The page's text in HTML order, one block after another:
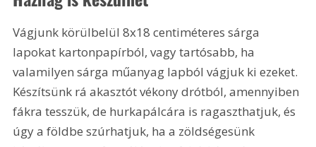
Vágjunk körülbelül 8x18 centiméteres sárga
lapokat kartonpapírból, vagy tartósabb, ha
valamilyen sárga műanyag lapból vágjuk ki ezeket.
Készítsünk rá akasztót vékony drótból, amennyiben
fákra tesszük, de hurkapálcára is ragaszthatjuk, és
úgy a földbe szúrhatjuk, ha a zöldségesünk